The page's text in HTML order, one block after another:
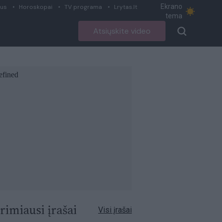
Horoskopai TV programa Lrytas.lt
Ekrano
tema
Atsiųskite video
įrašai Visi įrašai